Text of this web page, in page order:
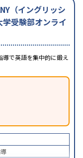
（イングリッシ
受験部オンライ
で英語を集中的に鍛え